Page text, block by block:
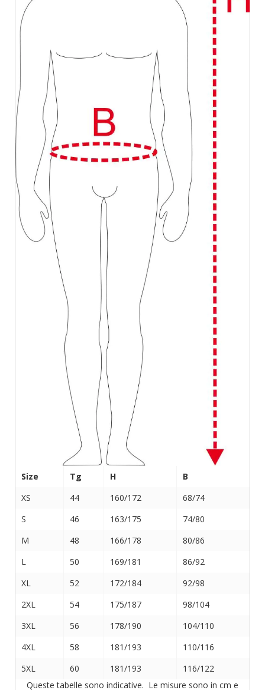
Size Tg H
B
XS
44 160/172
68/74
S
46 163/175
74/80
M
48 166/178
80/86
L
50 169/181
86/92
XL
52 172/184
92/98
2XL
54 175/187
98/104
3XL
56 178/190
104/110
4XL
58 181/193
110/116
5XL
60 181/193
116/122
Queste tabelle sono indicative. Le misure sono in cm e